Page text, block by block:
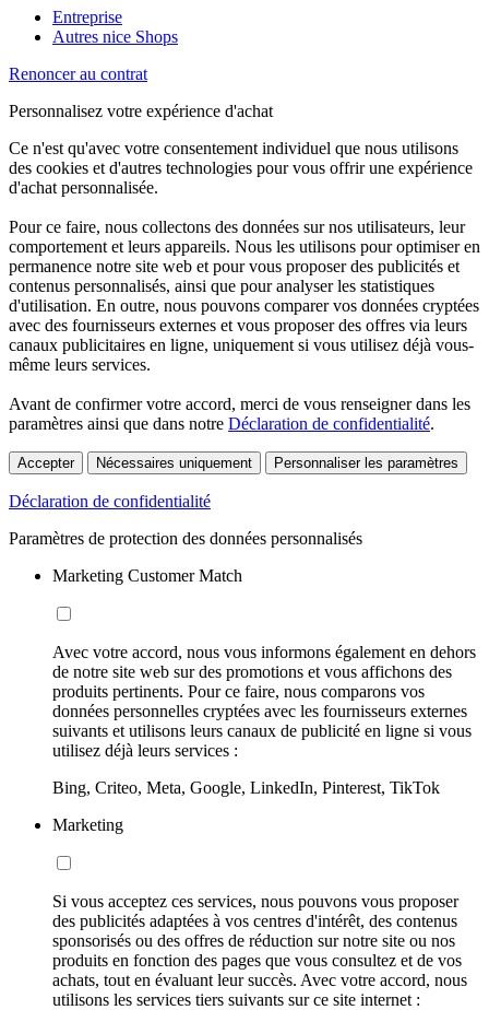
Entreprise
Autres nice Shops
Renoncer au contrat
Personnalisez votre expérience d'achat
Ce n'est qu'avec votre consentement individuel que nous utilisons
des cookies et d'autres technologies pour vous offrir une expérience
d'achat personnalisée.
Pour ce faire, nous collectons des données sur nos utilisateurs, leur
comportement et leurs appareils. Nous les utilisons pour optimiser en
permanence notre site web et pour vous proposer des publicités et
contenus personnalisés, ainsi que pour analyser les statistiques
d'utilisation. En outre, nous pouvons comparer vos données cryptées
avec des fournisseurs externes et vous proposer des offres via leurs
canaux publicitaires en ligne, uniquement si vous utilisez déjà vous-
même leurs services.
Avant de confirmer votre accord, merci de vous renseigner dans les
paramètres ainsi que dans notre Déclaration de confidentialité.
Accepter Nécessaires uniquement Personnaliser les paramètres
Déclaration de confidentialité
Paramètres de protection des données personnalisés
Marketing Customer Match
Avec votre accord, nous vous informons également en dehors
de notre site web sur des promotions et vous affichons des
produits pertinents. Pour ce faire, nous comparons vos
données personnelles cryptées avec les fournisseurs externes
suivants et utilisons leurs canaux de publicité en ligne si vous
utilisez déjà leurs services :
Bing, Criteo, Meta, Google, LinkedIn, Pinterest, TikTok
Marketing
Si vous acceptez ces services, nous pouvons vous proposer
des publicités adaptées à vos centres d'intérêt, des contenus
sponsorisés ou des offres de réduction sur notre site ou nos
produits en fonction des pages que vous consultez et de vos
achats, tout en évaluant leur succès. Avec votre accord, nous
utilisons les services tiers suivants sur ce site internet :